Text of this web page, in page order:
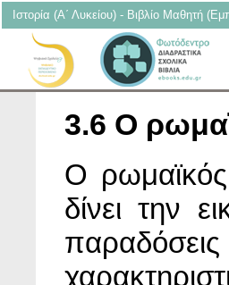
Ιστορία (Α΄ Λυκείου) - Βιβλίο Μαθητή
3.6 Ο
Ο
δίνει την